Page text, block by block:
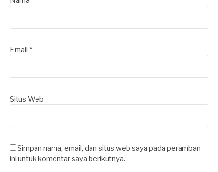
Email *
Situs Web
Simpan nama, email, dan situs web saya pada peramban
ini untuk komentar saya berikutnya.